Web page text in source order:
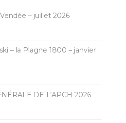
– juillet 2026
– la Plagne 1800 – janvier
DE L’APCH 2026